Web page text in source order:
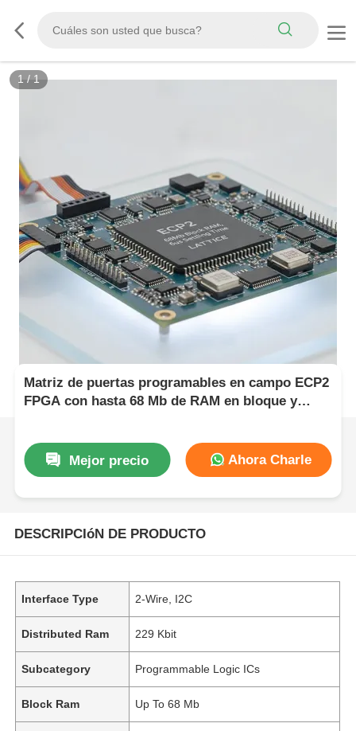
1 / 1
Matriz de puertas programables en campo ECP2
FPGA con hasta 68 Mb de RAM en bloque y
Mejor precio
Ahora Charle
DESCRIPCIóN DE PRODUCTO
Interface Type 2-Wire, I2C
Distributed Ram 229 Kbit
Subcategory Programmable Logic ICs
Block Ram Up To 68 Mb